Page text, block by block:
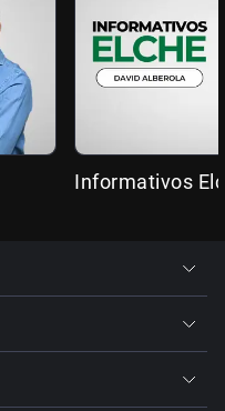
Informativos